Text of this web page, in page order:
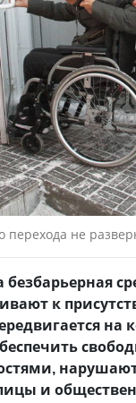
не
к
на
и